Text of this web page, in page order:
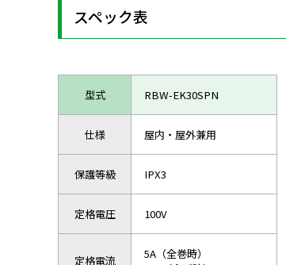
スペック表
型式 RBW-EK30SPN
仕様 屋内・屋外兼用
保護等級 IPX3
定格電圧 100V
定格電流
5A（全巻時）